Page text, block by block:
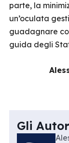
parte, la
un’oculata
guadagnare
guida degli
Gli